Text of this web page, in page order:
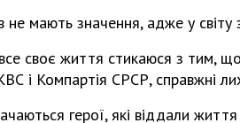
не мають значення, адже у
своє життя стикаюся з тим,
і Компартія СРСР, справжні
герої, які віддали